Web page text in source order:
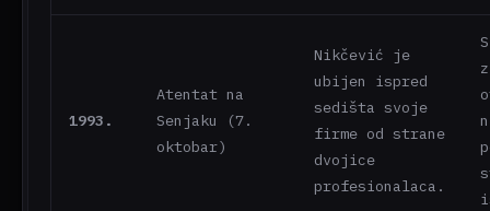
1993.
Atentat na
Senjaku (7.
oktobar)
Nikčević je
ubijen ispred
sedišta svoje
firme od strane
dvojice
profesionalaca.